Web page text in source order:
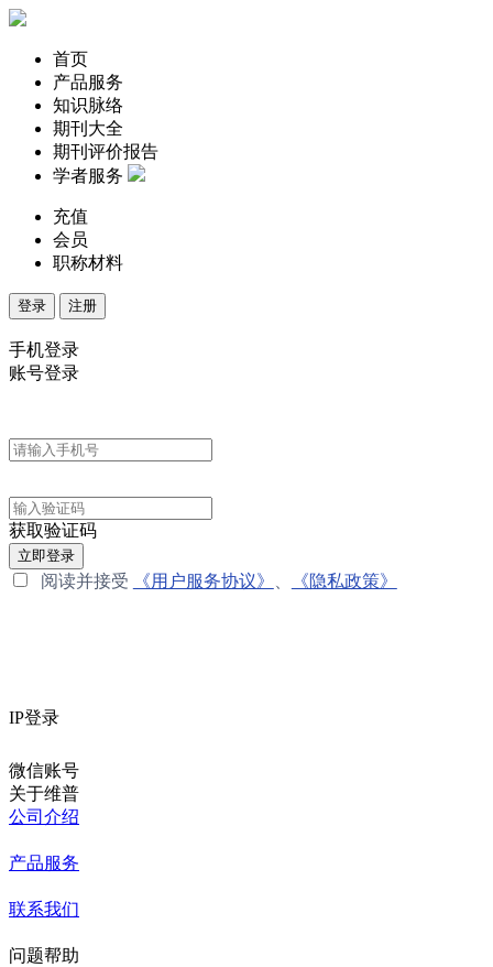
首页
产品服务
知识脉络
期刊大全
期刊评价报告
学者服务
充值
会员
职称材料
登录 注册
手机登录
账号登录
获取验证码
立即登录
阅读并接受 《用户服务协议》 《隐私政策》
IP登录
微信账号
关于维普
公司介绍
产品服务
联系我们
问题帮助